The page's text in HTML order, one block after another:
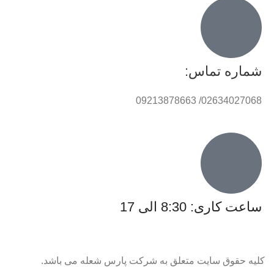
شماره تماس:
02634027068/ 09213878663
ساعت کاری: 8:30 الی 17
کلیه حقوق سایت متعلق به شرکت پارس شعله می باشد.